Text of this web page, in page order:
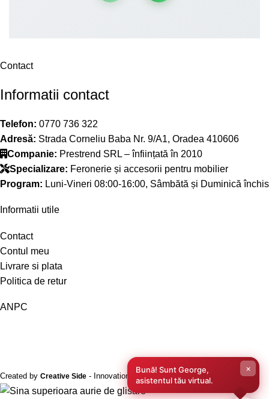
Contact
Informatii contact
Telefon: 0770 736 322
Adresă: Strada Corneliu Baba Nr. 9/A1, Oradea 410606
Companie: Prestrend SRL – înființată în 2010
Specializare: Feronerie și accesorii pentru mobilier
Program: Luni-Vineri 08:00-16:00, Sâmbătă și Duminică închis
Informatii utile
Contact
Contul meu
Livrare si plata
Politica de retur
ANPC
Created by Creative Side - Innovation Performance
Bună! Sunt George,
asistentul tău virtual.
×